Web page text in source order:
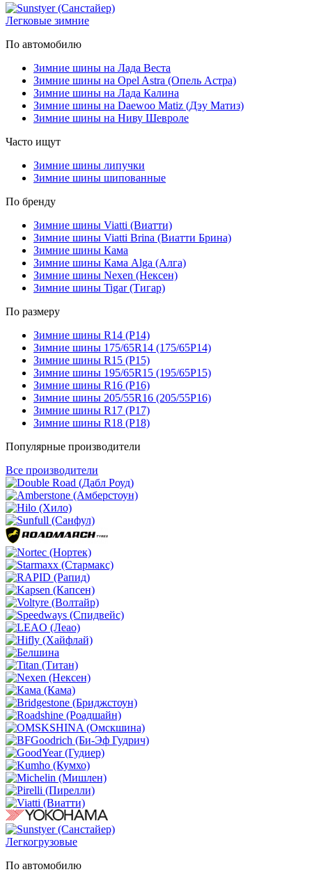
Легковые зимние
По автомобилю
Зимние шины на Лада Веста
Зимние шины на Opel Astra (Опель Астра)
Зимние шины на Лада Калина
Зимние шины на Daewoo Matiz (Дэу Матиз)
Зимние шины на Ниву Шевроле
Часто ищут
Зимние шины липучки
Зимние шины шипованные
По бренду
Зимние шины Viatti (Виатти)
Зимние шины Viatti Brina (Виатти Брина)
Зимние шины Кама
Зимние шины Кама Alga (Алга)
Зимние шины Nexen (Нексен)
Зимние шины Tigar (Тигар)
По размеру
Зимние шины R14 (Р14)
Зимние шины 175/65R14 (175/65Р14)
Зимние шины R15 (Р15)
Зимние шины 195/65R15 (195/65Р15)
Зимние шины R16 (Р16)
Зимние шины 205/55R16 (205/55Р16)
Зимние шины R17 (Р17)
Зимние шины R18 (Р18)
Популярные производители
Все производители
Легкогрузовые
По автомобилю